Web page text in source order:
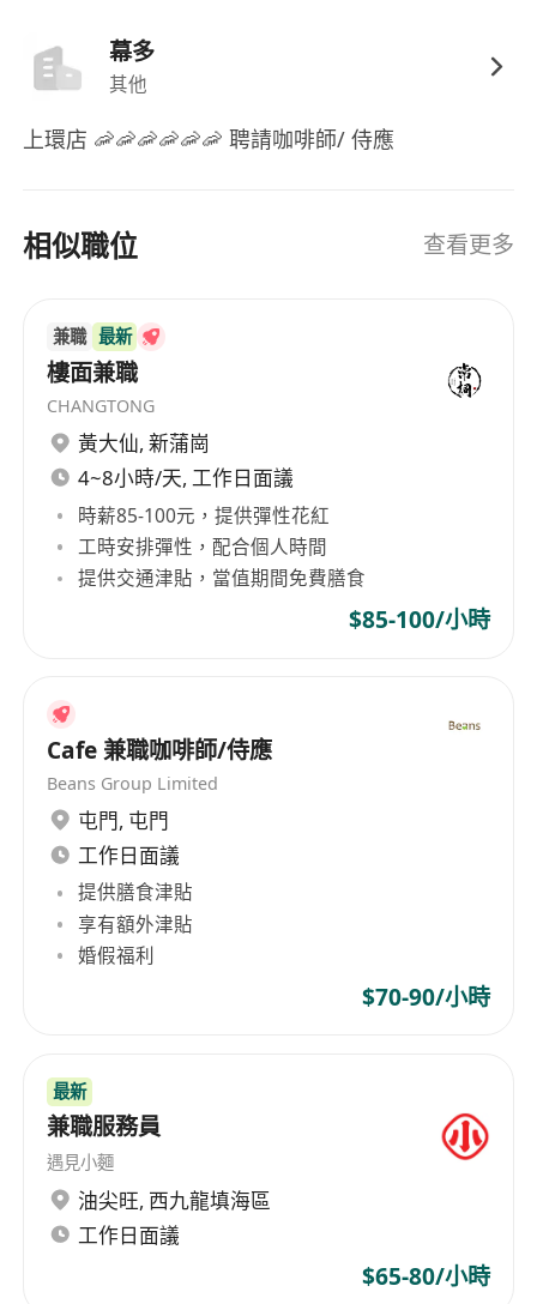
幕多
其他
上環店 🦐🦐🦐🦐🦐🦐 聘請咖啡師/ 侍應
相似職位 查看更多
兼職 最新
樓面兼職
CHANGTONG
黃大仙, 新蒲崗
4~8小時/天, 工作日面議
時薪85-100元，提供彈性花紅
工時安排彈性，配合個人時間
提供交通津貼，當值期間免費膳食
$85-100/小時
Cafe 兼職咖啡師/侍應
Beans Group Limited
屯門, 屯門
工作日面議
提供膳食津貼
享有額外津貼
婚假福利
$70-90/小時
最新
兼職服務員
遇見小麵
油尖旺, 西九龍填海區
工作日面議
$65-80/小時